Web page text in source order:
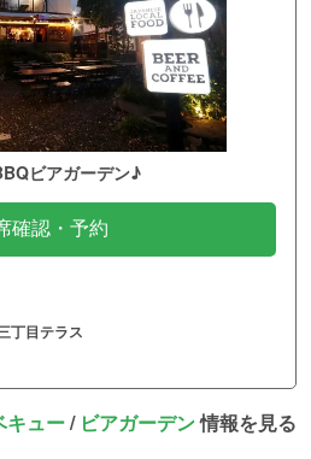
ビアガーデン♪
確認・予約
丁目テラス
キュー/ ビアガーデン情報を見る